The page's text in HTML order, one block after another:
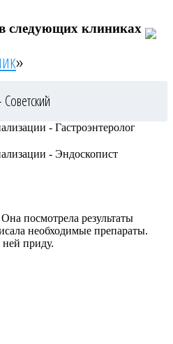
следующих клиниках
»
- Гастроэнтеролог
- Эндоскопист
посмотрела результаты
необходимые препараты.
приду.